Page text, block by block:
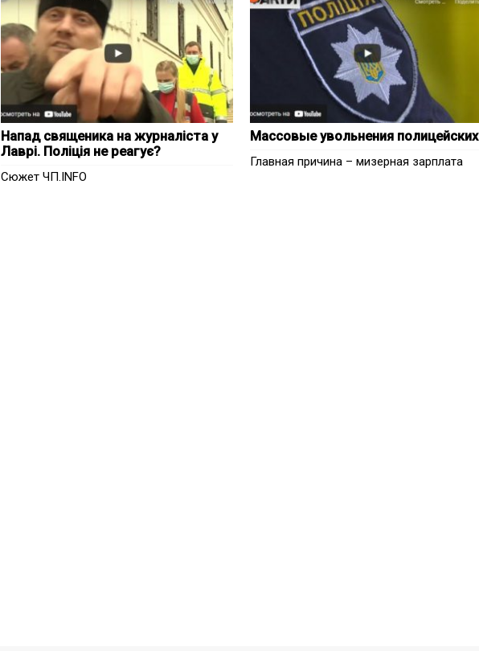
Напад священика на журналіста у
Лаврі. Поліція не реагує?
Сюжет ЧП.INFO
Массовые увольнения полицейских
Главная причина – мизерная зарплата